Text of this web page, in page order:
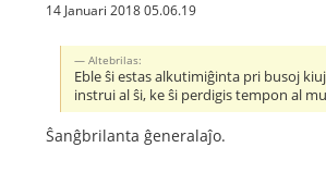
14 Januari 2018 05.06.19
Altebrilas:
Eble ŝi estas alkutimiĝinta pri busoj
instrui al ŝi, ke ŝi perdigis tempon al
Ŝanĝbrilanta ĝeneralaĵo.